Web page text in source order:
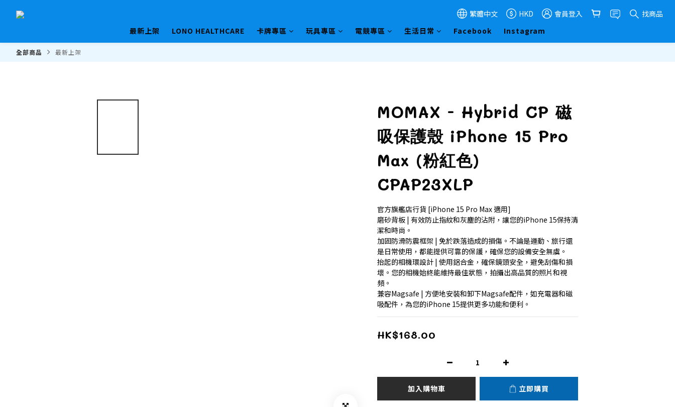
繁體中文 HKD 會員登入
找商品
最新上架
LONO HEALTHCARE 卡牌專區 玩具專區 電競專區 生活日常 Facebook Instagram
全部商品 最新上架
MOMAX - Hybrid CP 磁
吸保護殼 iPhone 15 Pro
Max (粉紅色)
CPAP23XLP
官方旗艦店行貨 [iPhone 15 Pro Max 適用]
磨砂背板 | 有效防止指紋和灰塵的沾附，讓您的iPhone 15保持清
潔和時尚。
加固防滑防震框架 | 免於跌落造成的損傷。不論是運動、旅行還
是日常使用，都能提供可靠的保護，確保您的設備安全無虞。
抬起的相機環設計 | 使用鋁合金，確保鏡頭安全，避免刮傷和損
壞。您的相機始終能維持最佳狀態，拍攝出高品質的照片和視
頻。
兼容Magsafe | 方便地安裝和卸下Magsafe配件，如充電器和磁
吸配件，為您的iPhone 15提供更多功能和便利。
HK$168.00
加入購物車 立即購買